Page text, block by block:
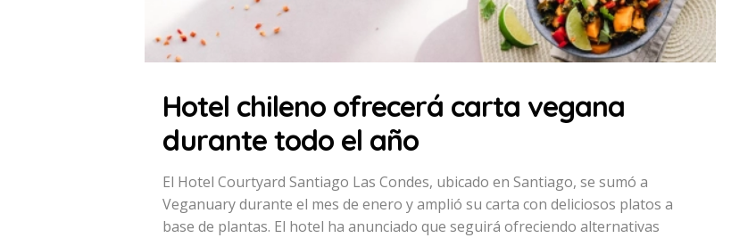
Hotel chileno ofrecerá carta vegana
durante todo el año
El Hotel Courtyard Santiago Las Condes, ubicado en Santiago, se sumó a
Veganuary durante el mes de enero y amplió su carta con deliciosos platos a
base de plantas. El hotel ha anunciado que seguirá ofreciendo alternativas